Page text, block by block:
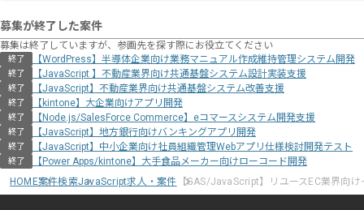
募集が終了した案件
募集は終了していますが、参画先を探す際にお役立てください
終了 【WordPress】半導体企業向け業務マニュアル作成維持管理システム開発
終了 【JavaScript 】不動産業界向け共通基盤システム設計実装支援
終了 【JavaScript】不動産業界向け共通基盤システム改善支援
終了 【kintone】大企業向けアプリ開発
終了 【Node.js/SalesForce Commerce】eコマースシステム開発支援
終了 【JavaScript】地方銀行向けバンキングアプリ開発
終了 【JavaScript】中小企業向け社員組織管理Webアプリ仕様検討開発テスト
終了
【Power Apps/kintone】大手食品メーカー向けローコード開発
HOME案件検索JavaScript求人・案件 【GAS/JavaScript】リユースEC業界向